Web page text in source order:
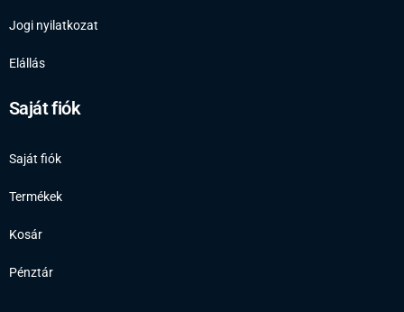
Jogi nyilatkozat
Elállás
Saját fiók
Saját fiók
Termékek
Kosár
Pénztár